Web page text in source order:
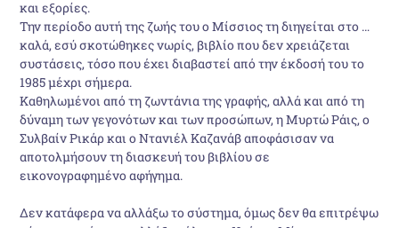
και εξορίες.
Την περίοδο αυτή της ζωής του ο Μίσσιος τη διηγείται στο …
καλά, εσύ σκοτώθηκες νωρίς, βιβλίο που δεν χρειάζεται
συστάσεις, τόσο που έχει διαβαστεί από την έκδοσή του το
1985 μέχρι σήμερα.
Καθηλωμένοι από τη ζωντάνια της γραφής, αλλά και από τη
δύναμη των γεγονότων και των προσώπων, η Μυρτώ Ράις, ο
Συλβαίν Ρικάρ και ο Ντανιέλ Καζανάβ αποφάσισαν να
αποτολμήσουν τη διασκευή του βιβλίου σε
εικονογραφημένο αφήγημα.
Δεν κατάφερα να αλλάξω το σύστημα, όμως δεν θα επιτρέψω